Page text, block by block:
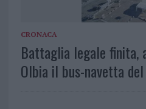
CRONACA
Battaglia legale finita,
Olbia il bus-navetta